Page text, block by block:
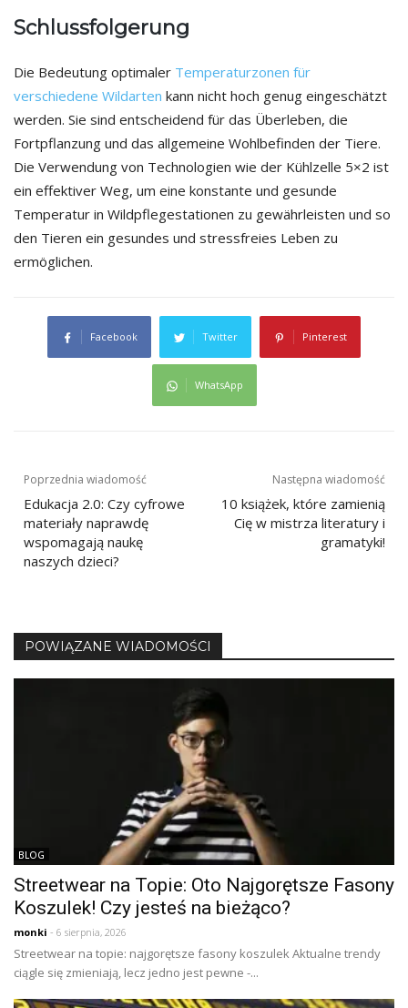
Schlussfolgerung
Die Bedeutung optimaler Temperaturzonen für
verschiedene Wildarten kann nicht hoch genug eingeschätzt
werden. Sie sind entscheidend für das Überleben, die
Fortpflanzung und das allgemeine Wohlbefinden der Tiere.
Die Verwendung von Technologien wie der Kühlzelle 5×2 ist
ein effektiver Weg, um eine konstante und gesunde
Temperatur in Wildpflegestationen zu gewährleisten und so
den Tieren ein gesundes und stressfreies Leben zu
ermöglichen.
Facebook Twitter Pinterest
WhatsApp
Nawigacja
wpisu
Poprzednia wiadomość
Edukacja 2.0: Czy cyfrowe
materiały naprawdę
wspomagają naukę
naszych dzieci?
Następna wiadomość
10 książek, które zamienią
Cię w mistrza literatury i
gramatyki!
POWIĄZANE WIADOMOŚCI
BLOG
Streetwear na Topie: Oto Najgorętsze Fasony
Koszulek! Czy jesteś na bieżąco?
monki - 6 sierpnia, 2026
Streetwear na topie: najgorętsze fasony koszulek Aktualne trendy
ciągle się zmieniają, lecz jedno jest pewne -...